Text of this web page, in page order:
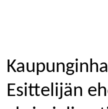
Esittelijän